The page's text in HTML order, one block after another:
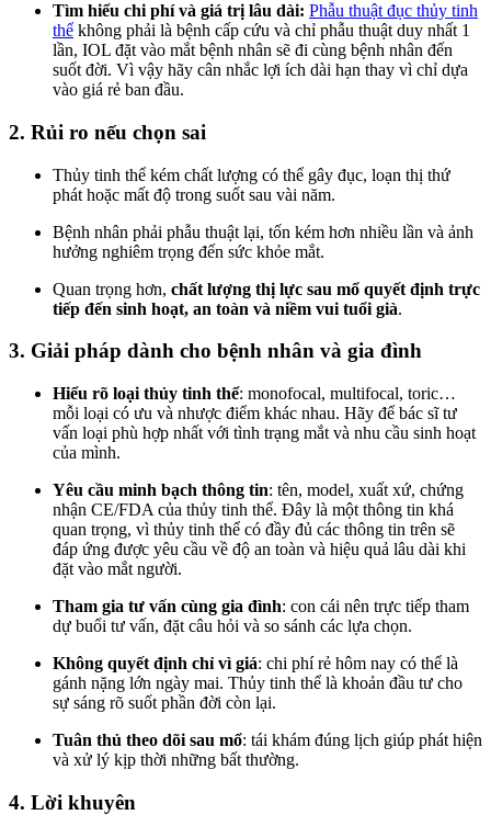
Tìm hiểu chi phí và giá trị lâu dài: Phẫu thuật đục thủy tinh
thể không phải là bệnh cấp cứu và chỉ phẫu thuật duy nhất 1
lần, IOL đặt vào mắt bệnh nhân sẽ đi cùng bệnh nhân đến
suốt đời. Vì vậy hãy cân nhắc lợi ích dài hạn thay vì chỉ dựa
vào giá rẻ ban đầu.
2. Rủi ro nếu chọn sai
Thủy tinh thể kém chất lượng có thể gây đục, loạn thị thứ
phát hoặc mất độ trong suốt sau vài năm.
Bệnh nhân phải phẫu thuật lại, tốn kém hơn nhiều lần và ảnh
hưởng nghiêm trọng đến sức khỏe mắt.
Quan trọng hơn, chất lượng thị lực sau mổ quyết định trực
tiếp đến sinh hoạt, an toàn và niềm vui tuổi già.
3. Giải pháp dành cho bệnh nhân và gia đình
Hiểu rõ loại thủy tinh thể: monofocal, multifocal, toric…
mỗi loại có ưu và nhược điểm khác nhau. Hãy để bác sĩ tư
vấn loại phù hợp nhất với tình trạng mắt và nhu cầu sinh hoạt
của mình.
Yêu cầu minh bạch thông tin: tên, model, xuất xứ, chứng
nhận CE/FDA của thủy tinh thể. Đây là một thông tin khá
quan trọng, vì thủy tinh thể có đầy đủ các thông tin trên sẽ
đáp ứng được yêu cầu về độ an toàn và hiệu quả lâu dài khi
đặt vào mắt người.
Tham gia tư vấn cùng gia đình: con cái nên trực tiếp tham
dự buổi tư vấn, đặt câu hỏi và so sánh các lựa chọn.
Không quyết định chỉ vì giá: chi phí rẻ hôm nay có thể là
gánh nặng lớn ngày mai. Thủy tinh thể là khoản đầu tư cho
sự sáng rõ suốt phần đời còn lại.
Tuân thủ theo dõi sau mổ: tái khám đúng lịch giúp phát hiện
và xử lý kịp thời những bất thường.
4. Lời khuyên